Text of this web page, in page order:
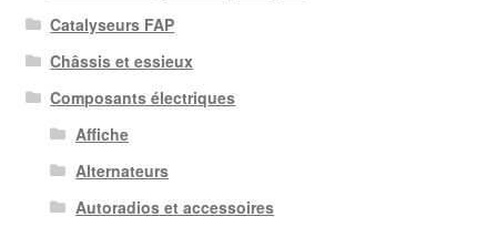
Catalyseurs FAP
Châssis et essieux
Composants électriques
Affiche
Alternateurs
Autoradios et accessoires